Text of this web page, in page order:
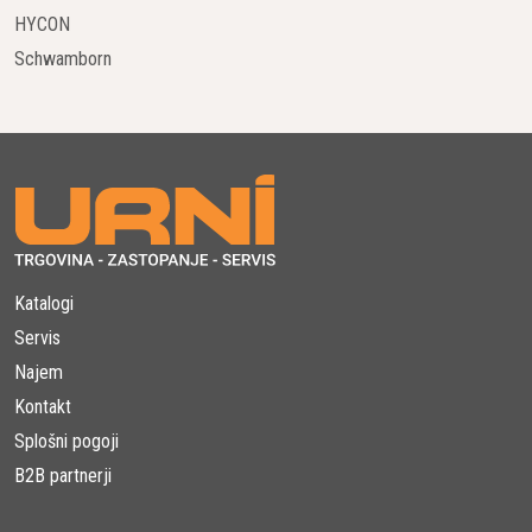
5. Orodja za Odstranjevanje Slame:
Uporaba vzmetnih zob za občutljivejše površine.
6. Po Postopku:
Odstranite izpuljen material.
Pretvorite ga v kompost ali odložite med vrtne odpadke.
rezultate.
Husqvarna S 500 PRO: Robusten
Prezračevalnik za Zdravo Trato:
S svojimi inovativnimi funkcijami in učinkovitostjo
prevzame nalogo odstranjevanja slame.
Idealen za profesionalno uporabo in enostaven za
HYCON
Schwamborn
Katalogi
Servis
Najem
Kontakt
Splošni pogoji
B2B partnerji